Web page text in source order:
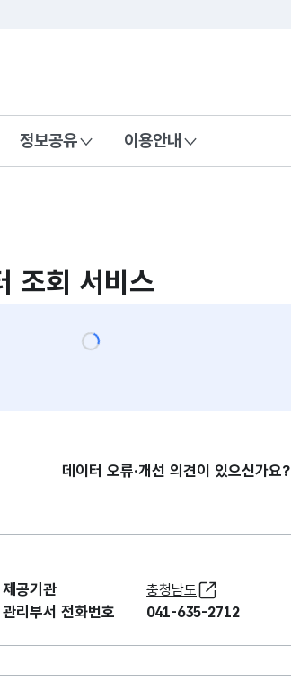
정보공유 이용안내
조회 서비스
데이터 오류·개선 의견이 있으신가요?
제공기관 충청남도
관리부서 전화번호 041-635-2712